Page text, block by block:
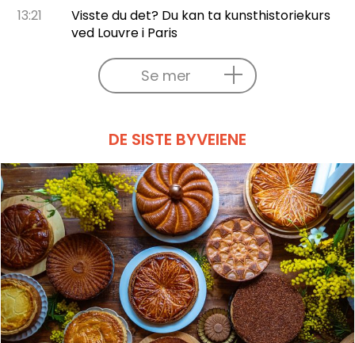
13:21
Visste du det? Du kan ta kunsthistoriekurs
ved Louvre i Paris
Se mer
DE SISTE BYVEIENE